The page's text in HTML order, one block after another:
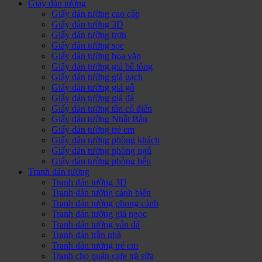
Giấy dán tường
Giấy dán tường cao cấp
Giấy dán tường 3D
Giấy dán tường trơn
Giấy dán tường sọc
Giấy dán tường hoa văn
Giấy dán tưởng giả bê tông
Giấy dán tường giả gạch
Giấy dán tường giả gỗ
Giấy dán tường giả đá
Giấy dán tường tân cổ điển
Giấy dán tường Nhật Bản
Giấy dán tường trẻ em
Giấy dán tường phòng khách
Giấy dán tường phòng ngủ
Giấy dán tường phòng bếp
Tranh dán tường
Tranh dán tường 3D
Tranh dán tường cảnh biển
Tranh dán tường phong cảnh
Tranh dán tường giả ngọc
Tranh dán tường vân đá
Tranh dán trần nhà
Tranh dán tường trẻ em
Tranh cho quán cafe trà sữa